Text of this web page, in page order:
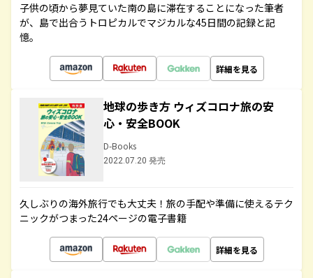
子供の頃から夢見ていた南の島に滞在することになった筆者
が、島で出合うトロピカルでマジカルな45日間の記録と記
憶。
詳細を見る
地球の歩き方 ウィズコロナ旅の安
心・安全BOOK
D-Books
2022.07.20 発売
久しぶりの海外旅行でも大丈夫！旅の手配や準備に使えるテク
ニックがつまった24ページの電子書籍
詳細を見る